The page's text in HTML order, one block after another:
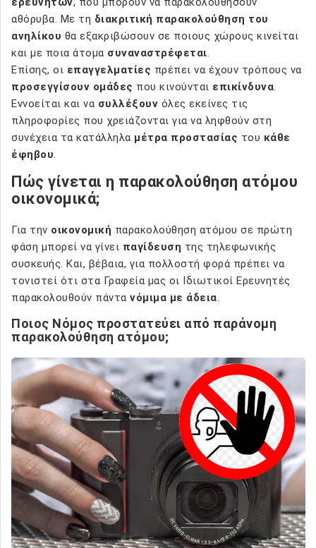
αθόρυβα. Με τη διακριτική παρακολούθηση του
ανηλίκου θα εξακριβώσουν σε ποιους χώρους κινείται
και με ποια άτομα συναναστρέφεται.
Επίσης, οι επαγγελματίες πρέπει να έχουν τρόπους να
προσεγγίσουν ομάδες που κινούνται επικίνδυνα.
Εννοείται και να συλλέξουν όλες εκείνες τις
πληροφορίες που χρειάζονται για να ληφθούν στη
συνέχεια τα κατάλληλα μέτρα προστασίας του κάθε
έφηβου.
Πώς γίνεται η παρακολούθηση ατόμου
οικονομικά;
Για την οικονομική παρακολούθηση ατόμου σε πρώτη
φάση μπορεί να γίνει παγίδευση της τηλεφωνικής
συσκευής. Και, βέβαια, για πολλοστή φορά πρέπει να
τονιστεί ότι στα Γραφεία μας οι Ιδιωτικοί Ερευνητές
παρακολουθούν πάντα νόμιμα με άδεια.
Ποιος Νόμος προστατεύει από παράνομη
παρακολούθηση ατόμου;